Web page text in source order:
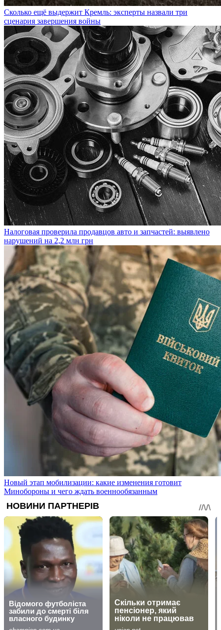
Сколько ещё выдержит Кремль: эксперты назвали три
сценария завершения войны
Налоговая проверила продавцов авто и запчастей: выявлено
нарушений на 2,2 млн грн
Новый этап мобилизации: какие изменения готовит
Минобороны и чего ждать военнообязанным